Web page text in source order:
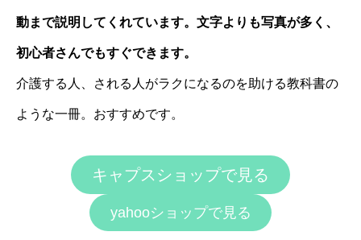
動まで説明してくれています。文字よりも写真が多く、
初心者さんでもすぐできます。
介護する人、される人がラクになるのを助ける教科書の
ような一冊。おすすめです。
キャプスショップで見る
yahooショップで見る